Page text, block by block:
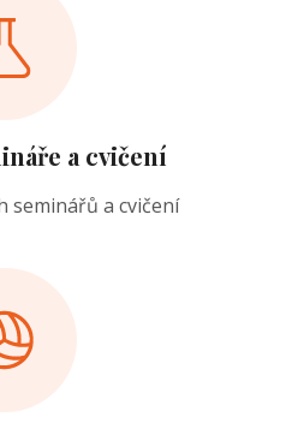
a cvičení
seminářů a cvičení